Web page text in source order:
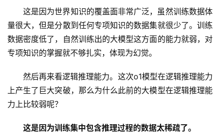
这是因为世界知识的覆盖面非常广泛，虽然训练数据体
量很大，但是分散到任何专项知识的数据集就很少了。训练
数据密度低了，自然训练出的大模型这方面的能力就弱，对
专项知识的掌握就不够扎实，体现为幻觉。
然后再来看逻辑推理能力。这次o1模型在逻辑推理能力
上产生了巨大突破，那么为什么此前的大模型在逻辑推理能
力上比较弱呢？
这是因为训练集中包含推理过程的数据太稀疏了。